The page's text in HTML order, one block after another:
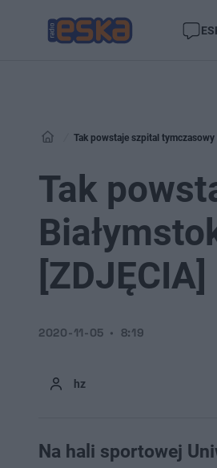
Tak powstaje szpital
Tak
[ZDJĘCIA]
hz
2020-11-05 8:19
Na hali sportowej